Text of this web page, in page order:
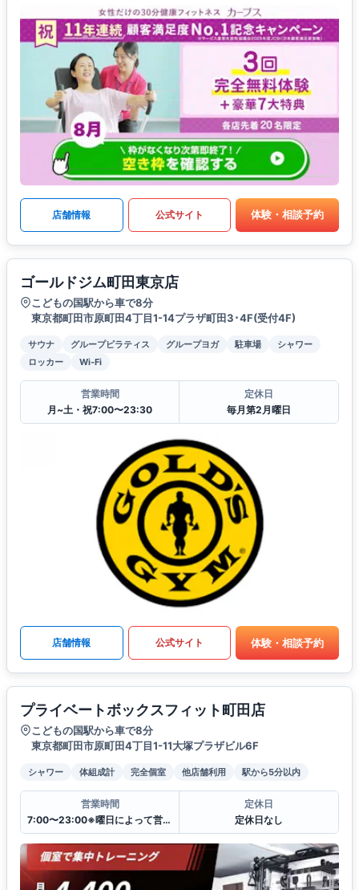
店舗情報 公式サイト 体験・相談予約
ゴールドジム町田東京店
こどもの国駅から車で8分
東京都町田市原町田4丁目1-14プラザ町田3･4F(受付4F)
サウナ グループピラティス グループヨガ 駐車場
シャワー
ロッカー
Wi-Fi
営業時間
月~土・祝7:00〜23:30
定休日
毎月第2月曜日
店舗情報 公式サイト 体験・相談予約
プライベートボックスフィット町田店
こどもの国駅から車で8分
東京都町田市原町田4丁目1-11大塚プラザビル6F
シャワー 体組成計 完全個室 他店舗利用 駅から5分以内
営業時間
7:00〜23:00※曜日によって営業時間が異なる場合がございます.
定休日
定休日なし